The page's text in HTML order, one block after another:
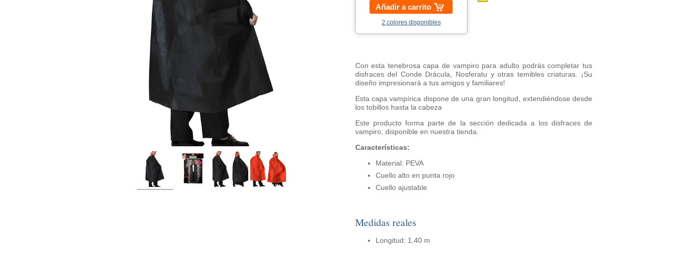
Añadir a carrito
2 colores disponibles
Con esta tenebrosa capa de vampiro para adulto podrás completar tus
disfraces del Conde Drácula, Nosferatu y otras temibles criaturas. ¡Su
diseño impresionará a tus amigos y familiares!
Esta capa vampírica dispone de una gran longitud, extendiéndose desde
los tobillos hasta la cabeza
Este producto forma parte de la sección dedicada a los disfraces de
vampiro, disponible en nuestra tienda.
Características:
Material: PEVA
Cuello alto en punta rojo
Cuello ajustable
Medidas reales
Longitud: 1,40 m